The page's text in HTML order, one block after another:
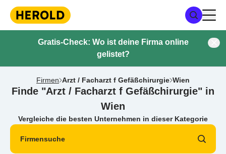
Gratis-Check: Wo ist deine Firma online
gelistet?
Firmen Arzt / Facharzt f Gefäßchirurgie Wien
Finde "Arzt / Facharzt f Gefäßchirurgie" in
Wien
Vergleiche die besten Unternehmen in dieser Kategorie
Firmensuche